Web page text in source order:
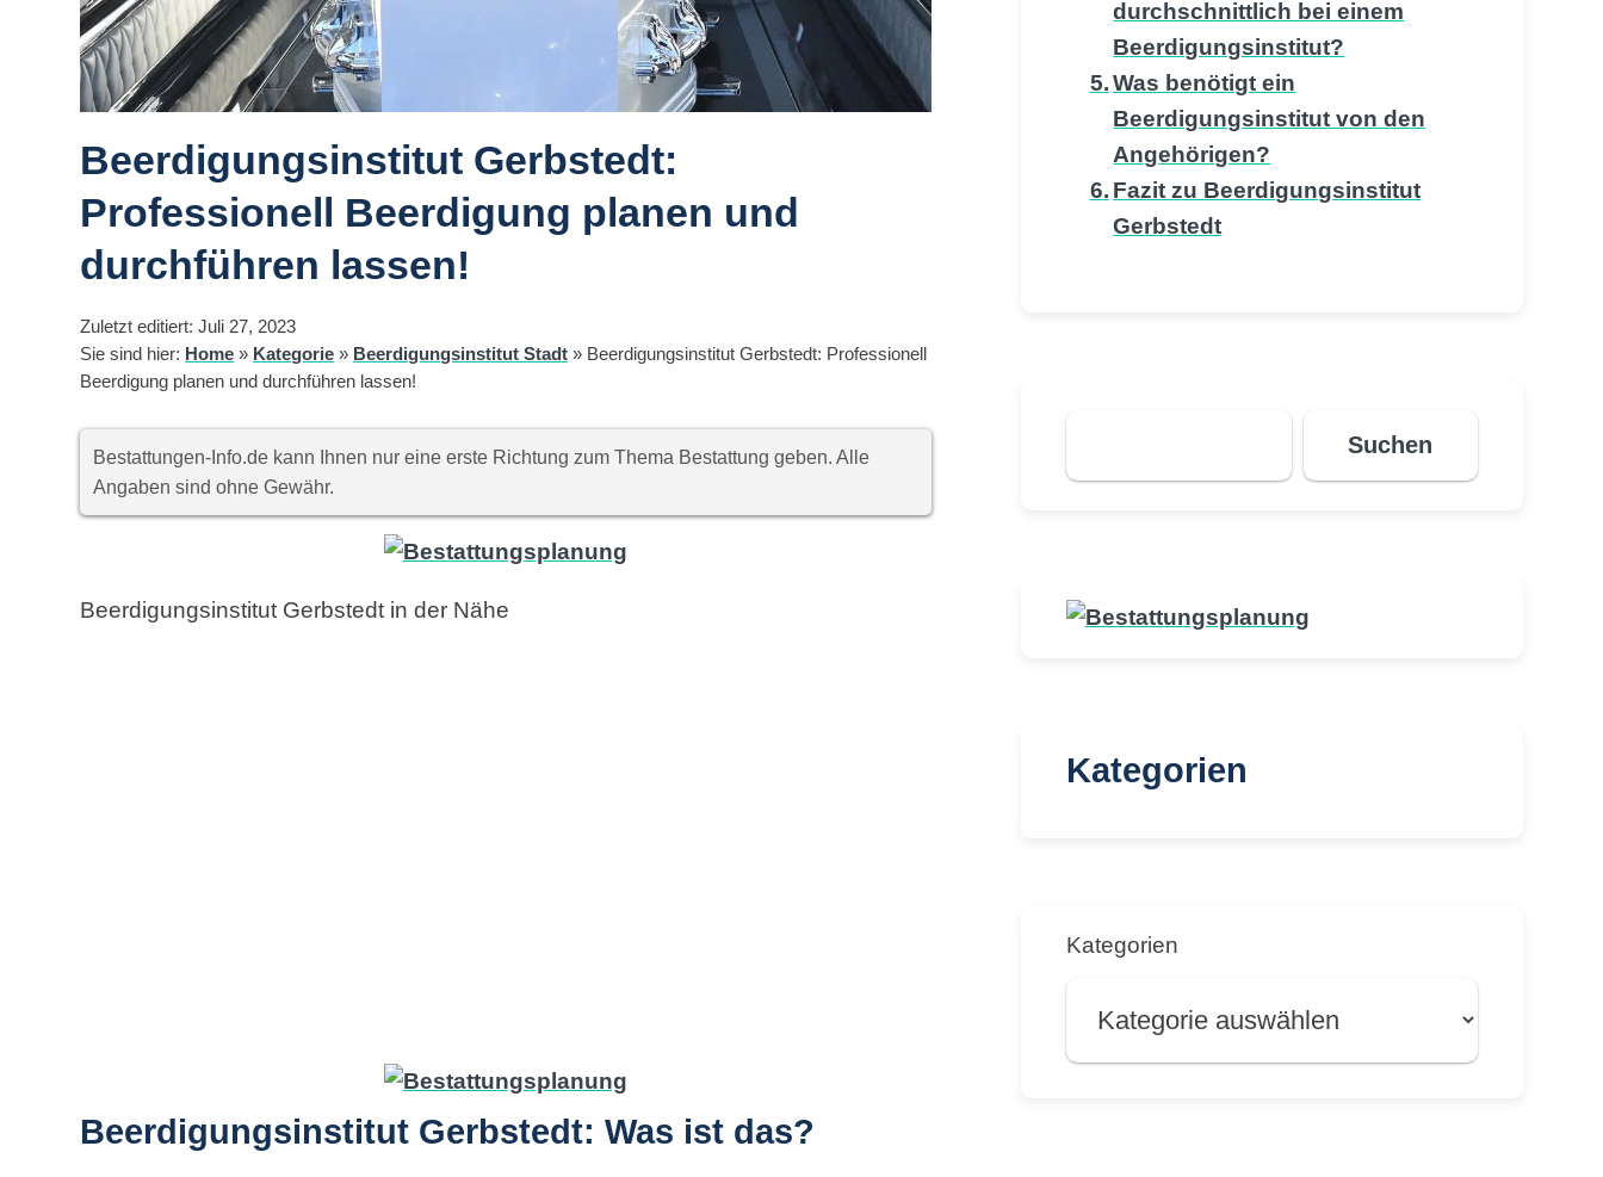
Beerdigungsinstitut Gerbstedt:
Professionell Beerdigung planen und
durchführen lassen!
Zuletzt editiert: Juli 27, 2023
Sie sind hier: Home » Kategorie » Beerdigungsinstitut Stadt » Beerdigungsinstitut Gerbstedt: Professionell
Beerdigung planen und durchführen lassen!
Bestattungen-Info.de kann Ihnen nur eine erste Richtung zum Thema Bestattung geben. Alle
Angaben sind ohne Gewähr.
Beerdigungsinstitut Gerbstedt in der Nähe
Beerdigungsinstitut Gerbstedt: Was ist das?
durchschnittlich bei einem
Beerdigungsinstitut?
Was benötigt ein
Beerdigungsinstitut von den
Angehörigen?
Fazit zu Beerdigungsinstitut
Gerbstedt
Suchen
Suchen
Kategorien
Kategorien